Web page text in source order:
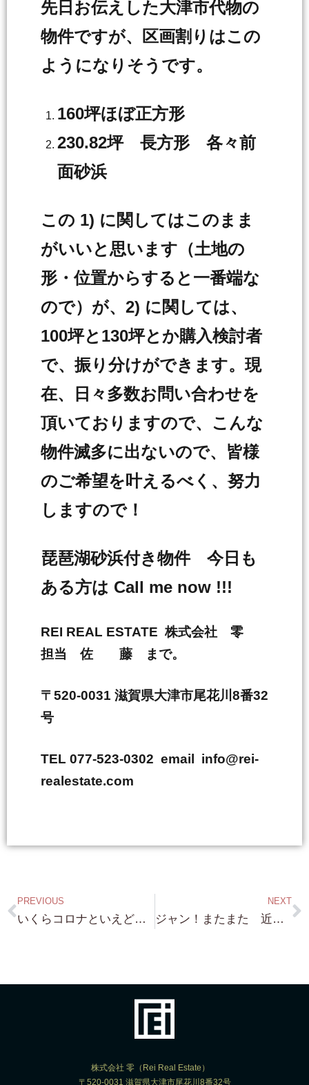
先日お伝えした大津市代物の
物件ですが、区画割りはこの
ようになりそうです。
160坪ほぼ正方形
230.82坪 長方形 各々前
面砂浜
この 1) に関してはこのまま
がいいと思います（土地の
形・位置からすると一番端な
ので）が、2) に関しては、
100坪と130坪とか購入検討者
で、振り分けができます。現
在、日々多数お問い合わせを
頂いておりますので、こんな
物件滅多に出ないので、皆様
のご希望を叶えるべく、努力
しますので！
琵琶湖砂浜付き物件 今日も
ある方は Call me now !!!
REI REAL ESTATE 株式会社 零
担当 佐 藤 まで。
〒520-0031 滋賀県大津市尾花川8番32
号
TEL 077-523-0302 email info@rei-
realestate.com
PREVIOUS
いくらコロナといえど・・やはり老舗は強いですね・・祇園・祇園新橋・木屋町・先斗町・・色々 売り物件はあれど・・
NEXT
ジャン！またまた 近江舞子 琵琶湖浜付物件！入荷！約400坪 目の前が これも前面（全面）砂浜です！最高の立地にあります！
株式会社 零（Rei Real Estate）
〒520-0031 滋賀県大津市尾花川8番32号